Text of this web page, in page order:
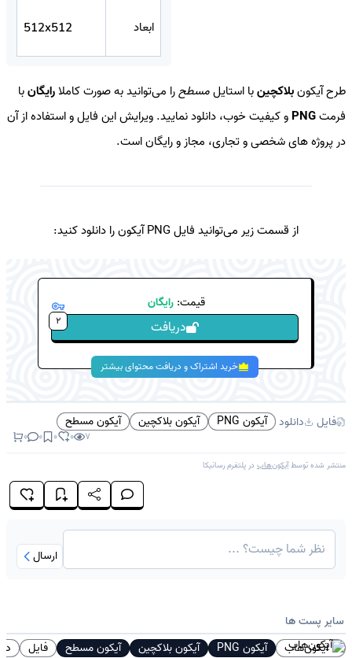
ابعاد 512x512
طرح آیکونبلاکچینبا استایلمسطحرا می‌توانید به صورت کاملا رایگانبا
فرمتPNG و کیفیت خوب، دانلود نمایید. ویرایش این فایل و استفاده از آن
در پروژه های شخصی و تجاری، مجاز و رایگان است.
از قسمت زیر می‌توانید فایل PNG آیکون را دانلود کنید:
قیمت: رایگان
دریافت 2
خرید اشتراک و دریافت محتوای بیشتر
فایل دانلود آیکون PNG آیکون بلاکچین آیکون مسطح
7
0
0
0
0
منتشر شده توسطآیکون‌هاب در پلتفرمرسانیکا
ارسال
سایر پست ها
آیکون‌هاب آیکون PNG آیکون بلاکچین آیکون مسطح فایل